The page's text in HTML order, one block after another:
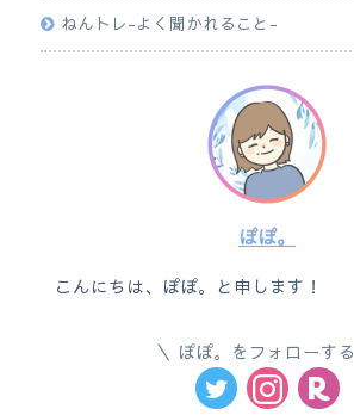
ねんトレ-よく聞かれること-
ぽぽ。
こんにちは、ぽぽ。と申します！
ぽぽ。をフォローする